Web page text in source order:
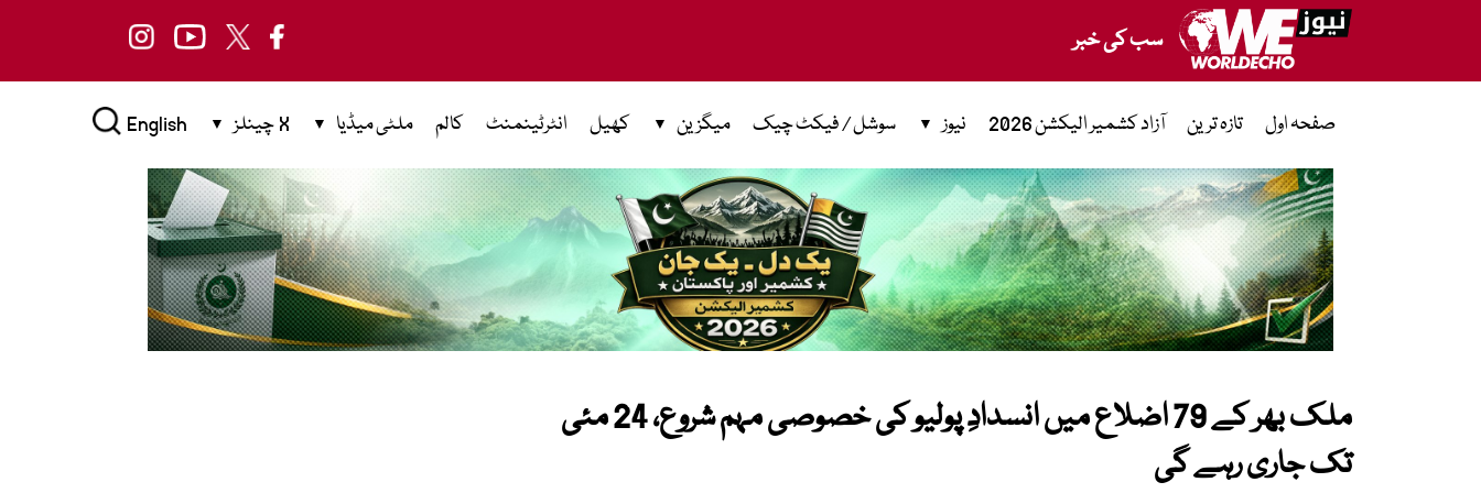
سب کی خبر
صفحہ اول تازہ ترین آزاد کشمیر الیکشن 2026 نیوز سوشل / فیکٹ چیک میگزین کھیل انٹرٹینمنٹ کالم ملٹی میڈیا X چینلز English
ملک بھر کے 79 اضلاع میں انسدادِ پولیو کی خصوصی مہم شروع، 24 مئی
تک جاری رہے گی